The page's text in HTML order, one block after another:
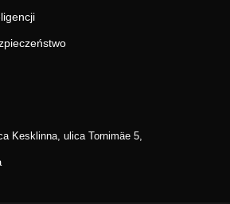
Kesklinna, ulica Tornimäe 5,